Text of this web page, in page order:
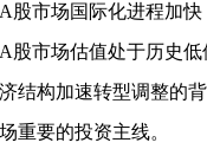
股市场国际化进程加
股市场估值处于历史
结构加速转型调整的
重要的投资主线。